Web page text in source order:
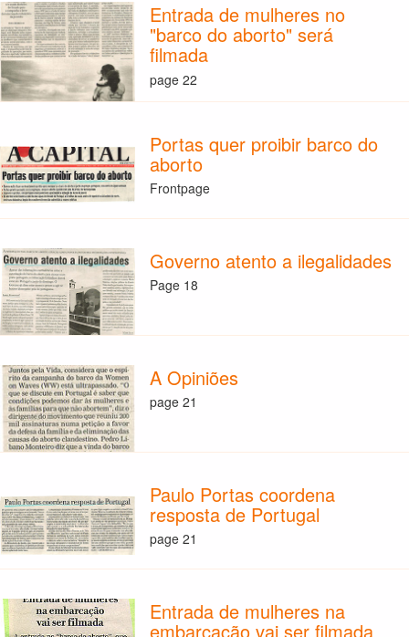
Entrada de mulheres no
"barco do aborto" será
filmada
page 22
Portas quer proibir barco do
aborto
Frontpage
Governo atento a ilegalidades
Page 18
A Opiniões
page 21
Paulo Portas coordena
resposta de Portugal
page 21
Entrada de mulheres na
embarcação vai ser filmada